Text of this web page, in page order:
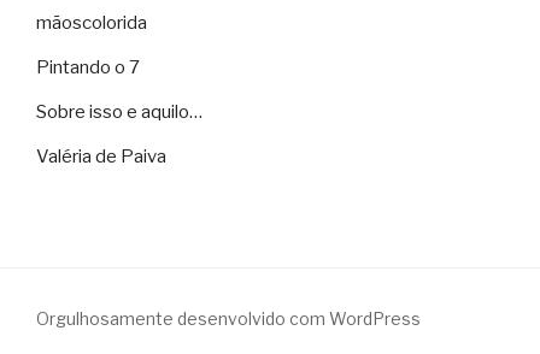
mãoscolorida
Pintando o 7
Sobre isso e aquilo…
Valéria de Paiva
Orgulhosamente desenvolvido com WordPress